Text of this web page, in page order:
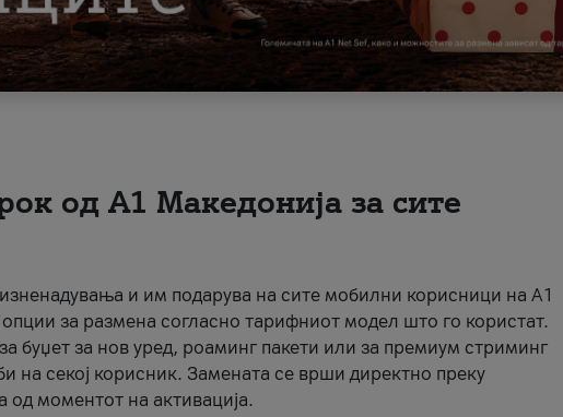
од А1 Македонија за сите
и им подарува на сите мобилни корисници на A1
за размена согласно тарифниот модел што го користат.
буџет за нов уред, роаминг пакети или за премиум стриминг
на секој корисник. Замената се врши директно преку
од моментот на активација.